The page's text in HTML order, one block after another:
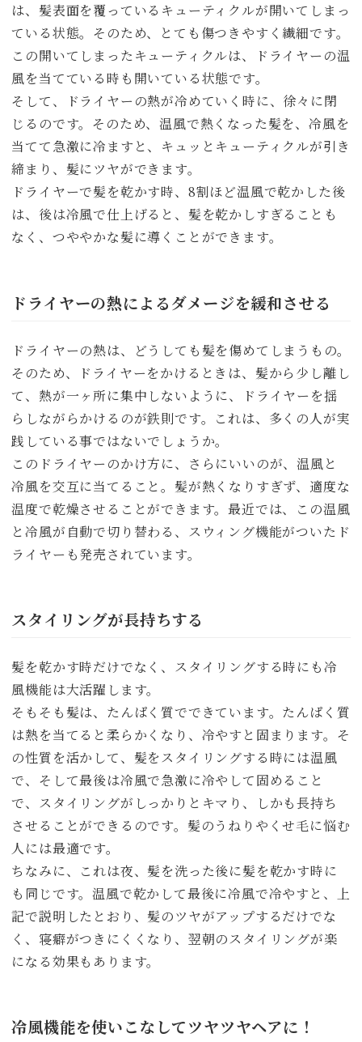
は、髪表面を覆っているキューティクルが開いてしまっ
ている状態。そのため、とても傷つきやすく繊細です。
この開いてしまったキューティクルは、ドライヤーの温
風を当てている時も開いている状態です。
そして、ドライヤーの熱が冷めていく時に、徐々に閉
じるのです。そのため、温風で熱くなった髪を、冷風を
当てて急激に冷ますと、キュッとキューティクルが引き
締まり、髪にツヤができます。
ドライヤーで髪を乾かす時、8割ほど温風で乾かした後
は、後は冷風で仕上げると、髪を乾かしすぎることも
なく、つややかな髪に導くことができます。
ドライヤーの熱によるダメージを緩和させる
ドライヤーの熱は、どうしても髪を傷めてしまうもの。
そのため、ドライヤーをかけるときは、髪から少し離し
て、熱が一ヶ所に集中しないように、ドライヤーを揺
らしながらかけるのが鉄則です。これは、多くの人が実
践している事ではないでしょうか。
このドライヤーのかけ方に、さらにいいのが、温風と
冷風を交互に当てること。髪が熱くなりすぎず、適度な
温度で乾燥させることができます。最近では、この温風
と冷風が自動で切り替わる、スウィング機能がついたド
ライヤーも発売されています。
スタイリングが長持ちする
髪を乾かす時だけでなく、スタイリングする時にも冷
風機能は大活躍します。
そもそも髪は、たんぱく質でできています。たんぱく質
は熱を当てると柔らかくなり、冷やすと固まります。そ
の性質を活かして、髪をスタイリングする時には温風
で、そして最後は冷風で急激に冷やして固めること
で、スタイリングがしっかりとキマり、しかも長持ち
させることができるのです。髪のうねりやくせ毛に悩む
人には最適です。
ちなみに、これは夜、髪を洗った後に髪を乾かす時に
も同じです。温風で乾かして最後に冷風で冷やすと、上
記で説明したとおり、髪のツヤがアップするだけでな
く、寝癖がつきにくくなり、翌朝のスタイリングが楽
になる効果もあります。
冷風機能を使いこなしてツヤツヤヘアに！